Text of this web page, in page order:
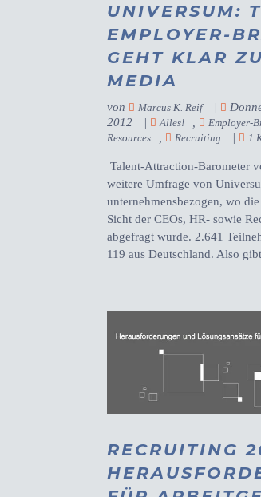
UNIVERSUM:
EMPLOYER-
GEHT KLAR
MEDIA
von Marcus K. Reif |
2012
| Alles! , Employer-
Resources
, Recruiting | 1
Talent-Attraction-Barometer
weitere Umfrage von
unternehmensbezogen, wo
Sicht der CEOs, HR- sowie
abgefragt wurde. 2.641
119 aus Deutschland. Also
RECRUITING